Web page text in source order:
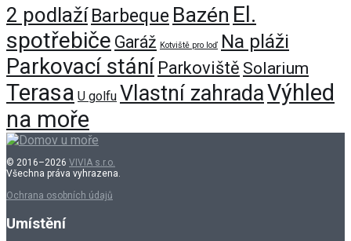
2 podlaží Barbeque Bazén El.
spotřebiče Garáž Kotviště pro loď Na pláži
Parkovací stání Parkoviště Solarium
Terasa U golfu Vlastní zahradaVýhled
na moře
© 2016–2026 VIVIA s.r.o.
Všechna práva vyhrazena.
Ochrana osobních údajů
Umístění